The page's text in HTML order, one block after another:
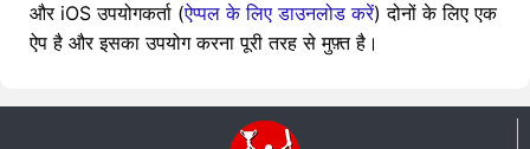
और iOS उपयोगकर्ता (ऐप्पल के लिए डाउनलोड करें) दोनों के लिए एक
ऐप है और इसका उपयोग करना पूरी तरह से मुफ़्त है।